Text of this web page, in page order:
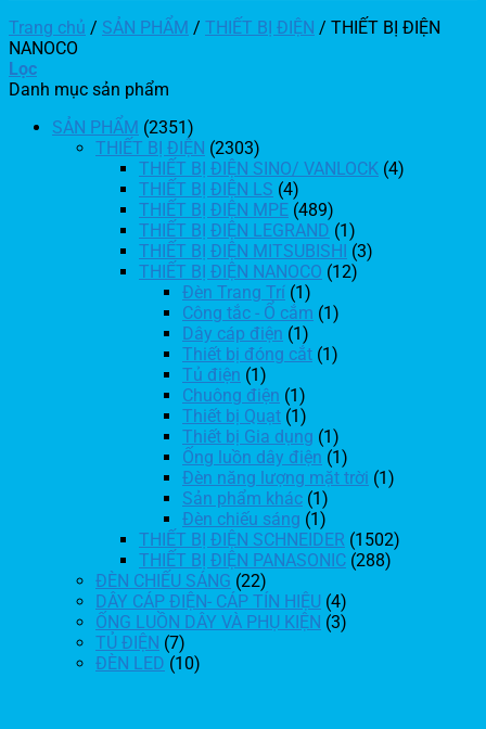
Trang chủ / SẢN PHẨM / THIẾT BỊ ĐIỆN / THIẾT BỊ ĐIỆN
NANOCO
Lọc
Danh mục sản phẩm
SẢN PHẨM (2351)
THIẾT BỊ ĐIỆN (2303)
THIẾT BỊ ĐIỆN SINO/ VANLOCK (4)
THIẾT BỊ ĐIỆN LS (4)
THIẾT BỊ ĐIỆN MPE (489)
THIẾT BỊ ĐIỆN LEGRAND (1)
THIẾT BỊ ĐIỆN MITSUBISHI (3)
THIẾT BỊ ĐIỆN NANOCO (12)
Đèn Trang Trí (1)
Công tắc - Ổ cắm (1)
Dây cáp điện (1)
Thiết bị đóng cắt (1)
Tủ điện (1)
Chuông điện (1)
Thiết bị Quạt (1)
Thiết bị Gia dụng (1)
Ống luồn dây điện (1)
Đèn năng lượng mặt trời (1)
Sản phẩm khác (1)
Đèn chiếu sáng (1)
THIẾT BỊ ĐIỆN SCHNEIDER (1502)
THIẾT BỊ ĐIỆN PANASONIC (288)
ĐÈN CHIẾU SÁNG (22)
DÂY CÁP ĐIỆN- CÁP TÍN HIỆU (4)
ỐNG LUỒN DÂY VÀ PHỤ KIỆN (3)
TỦ ĐIỆN (7)
ĐÈN LED (10)